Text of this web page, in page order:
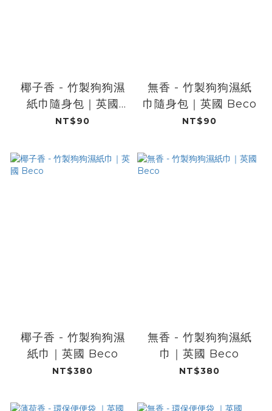
椰子香​ - 竹製狗狗濕
紙巾隨身包｜英國
Beco
NT$90
無香​ - 竹製狗狗濕紙
巾隨身包｜英國 Beco
NT$90
椰子香 - 竹製狗狗濕
紙巾​｜英國 Beco
NT$380
無香 - 竹製狗狗濕紙
巾​｜英國 Beco
NT$380